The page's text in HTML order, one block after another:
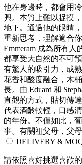
他在身邊時，都會用
興。本質上難以捉摸
地下。通過他的眼睛
重新思考，理解適合
Emmeram 成為所有
都享受大自然的不可
有驚人的吸引力，成
花香和酸度融合，木
長。由 Eduard 和
直觀的方式，貼切傳
代表酒齡較輕，口感
的年份。不僅如此，
事。有關祖父母，父
DELIVERY &
請依照喜好挑選喜歡